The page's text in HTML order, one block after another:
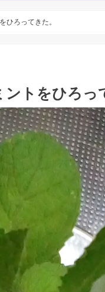
ひろってきた。
トをひろっ